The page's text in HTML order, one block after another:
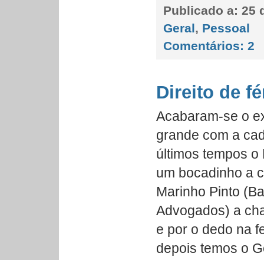
Publicado a: 25
Geral, Pessoal
Comentários: 2
Direito de
Acabaram-se o
grande com a
últimos tempos
um bocadinho a
Marinho Pinto
Advogados) a
e por o dedo na
depois temos o